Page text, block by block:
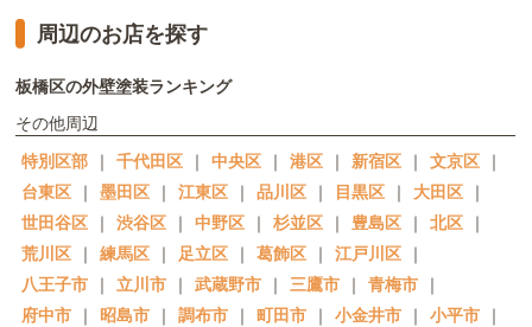
周辺のお店を探す
板橋区の外壁塗装ランキング
その他周辺
特別区部 ｜ 千代田区 ｜ 中央区 ｜ 港区 ｜ 新宿区 ｜ 文京区 ｜
台東区 ｜ 墨田区 ｜ 江東区 ｜ 品川区 ｜ 目黒区 ｜ 大田区 ｜
世田谷区 ｜ 渋谷区 ｜ 中野区 ｜ 杉並区 ｜ 豊島区 ｜ 北区 ｜
荒川区 ｜ 練馬区 ｜ 足立区 ｜ 葛飾区 ｜ 江戸川区 ｜
八王子市 ｜ 立川市 ｜ 武蔵野市 ｜ 三鷹市 ｜ 青梅市 ｜
府中市 ｜ 昭島市 ｜ 調布市 ｜ 町田市 ｜ 小金井市 ｜ 小平市 ｜